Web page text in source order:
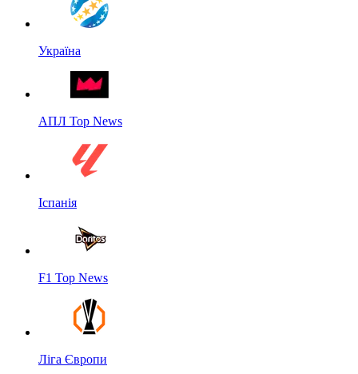
Україна
АПЛ Top News
Іспанія
F1 Top News
Ліга Європи